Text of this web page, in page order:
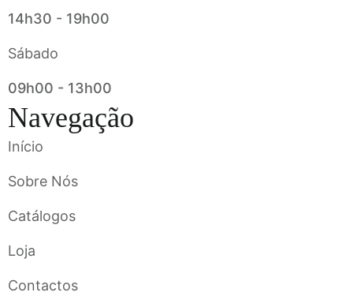
14h30 - 19h00
Sábado
09h00 - 13h00
Navegação
Início
Sobre Nós
Catálogos
Loja
Contactos